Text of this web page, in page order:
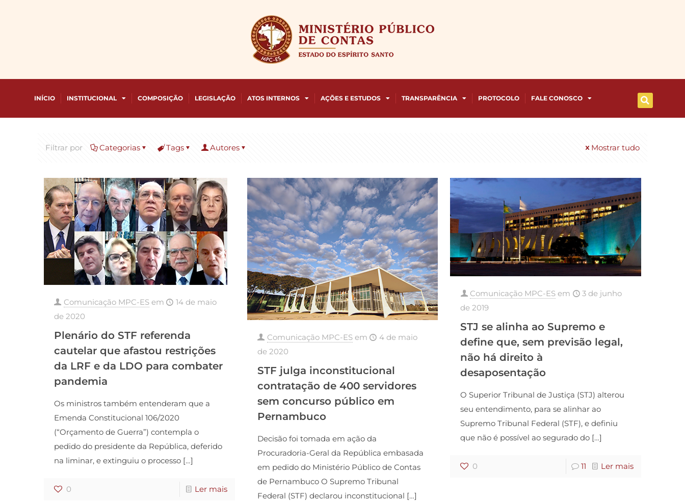
INÍCIO INSTITUCIONAL COMPOSIÇÃO LEGISLAÇÃO ATOS INTERNOS AÇÕES E ESTUDOS TRANSPARÊNCIA PROTOCOLO FALE CONOSCO
Filtrar por Categorias Tags Autores Mostrar tudo
Comunicação MPC-ES em
14 de maio
de 2020
Plenário do STF referenda
cautelar que afastou restrições
da LRF e da LDO para combater
pandemia
Os ministros também entenderam que a
Emenda Constitucional 106/2020
(“Orçamento de Guerra”) contempla o
pedido do presidente da República, deferido
na liminar, e extinguiu o processo[…]
0 Ler mais
Comunicação MPC-ES em
4 de maio
de 2020
STF julga inconstitucional
contratação de 400 servidores
sem concurso público em
Pernambuco
Decisão foi tomada em ação da
Procuradoria-Geral da República embasada
em pedido do Ministério Público de Contas
de Pernambuco O Supremo Tribunal
Federal (STF) declarou inconstitucional […]
Comunicação MPC-ES em
3 de junho
de 2019
STJ se alinha ao Supremo e
define que, sem previsão legal,
não há direito à
desaposentação
O Superior Tribunal de Justiça (STJ) alterou
seu entendimento, para se alinhar ao
Supremo Tribunal Federal (STF), e definiu
que não é possível ao segurado do […]
0 11 Ler mais